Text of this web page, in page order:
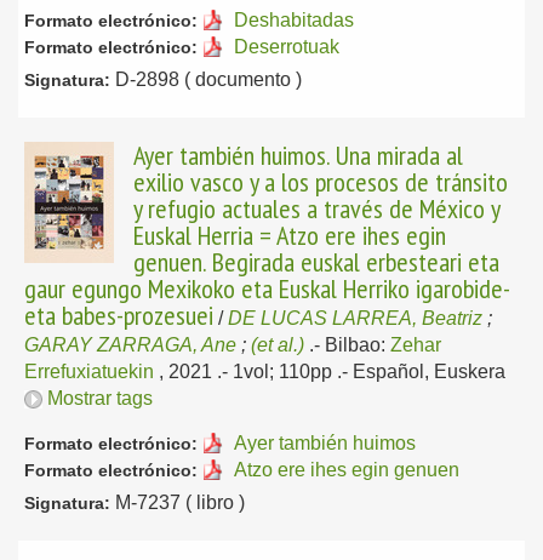
Formato electrónico: Deshabitadas
Formato electrónico: Deserrotuak
Signatura: D-2898 ( documento )
Ayer también huimos. Una mirada al
exilio vasco y a los procesos de tránsito
y refugio actuales a través de México y
Euskal Herria = Atzo ere ihes egin
genuen. Begirada euskal erbesteari eta
gaur egungo Mexikoko eta Euskal Herriko igarobide-
eta babes-prozesuei /DE LUCAS LARREA, Beatriz ;
GARAY ZARRAGA, Ane ; (et al.) .- Bilbao: Zehar
Errefuxiatuekin , 2021 .- 1vol; 110pp .- Español, Euskera
Mostrar tags
Formato electrónico: Ayer también huimos
Formato electrónico: Atzo ere ihes egin genuen
Signatura: M-7237 ( libro )